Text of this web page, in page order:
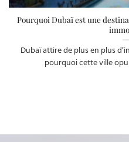
Pourquoi Dubaï est une
Dubaï attire de plus en plus
pourquoi cette ville